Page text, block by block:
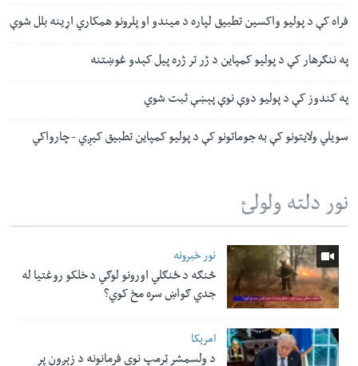
فراه کې د پولیو واکسین تطبیق لپاره د میندو او پلرونو همکاري اړینه بلل شوې
په ننګرهار کې د پولیو کمپاین د ژر تر ژره پیل کېدو غوښتنه
په کندوز کې د پوليو دوې نوې پېښې ثبت شوي
سویلي ولایتونو کې به جوماتونو کې د پولیو کمپاین تطبیق کیږي - چارواکي
نور دلته ولولئ
نور خبرونه
څنګه د ځنګلي اورونو لوګي د خلکو روغتیا له
جدي ګواښ سره مخ کوي؟
امریکا
د ولسمشر ټرمپ نوي فرمانونه د زېږون پر